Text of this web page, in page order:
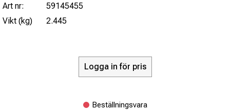
Art nr:
59145455
Vikt (kg)
2.445
Logga in för pris
Beställningsvara